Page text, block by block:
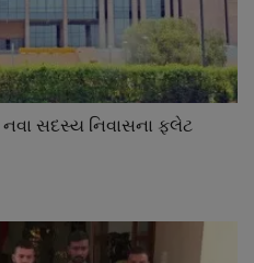
નવા સદસ્ય નિવાસના ફ્લેટ